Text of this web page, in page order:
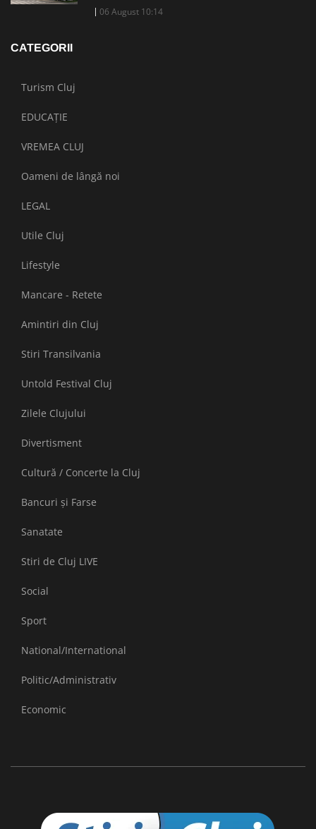
06 August 10:14
CATEGORII
Turism Cluj
EDUCAȚIE
VREMEA CLUJ
Oameni de lângă noi
LEGAL
Utile Cluj
Lifestyle
Mancare - Retete
Amintiri din Cluj
Stiri Transilvania
Untold Festival Cluj
Zilele Clujului
Divertisment
Cultură / Concerte la Cluj
Bancuri și Farse
Sanatate
Stiri de Cluj LIVE
Social
Sport
National/International
Politic/Administrativ
Economic